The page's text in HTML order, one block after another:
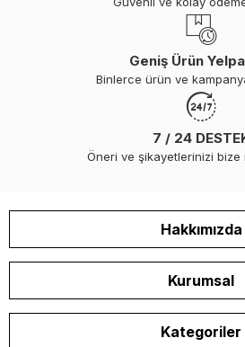
Geniş Ürün
Binlerce ürün ve
7 / 24
Öneri ve şikayetlerinizi bize
Hakkımızda
Kurumsal
Kategoriler